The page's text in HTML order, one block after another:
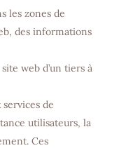
les zones de
des informations
web d’un tiers à
de
utilisateurs, la
Ces